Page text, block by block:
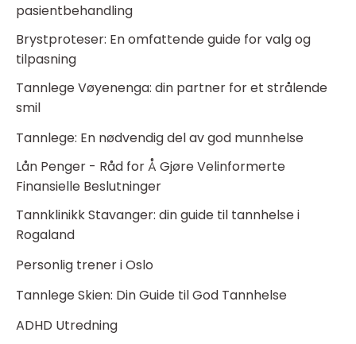
pasientbehandling
Brystproteser: En omfattende guide for valg og
tilpasning
Tannlege Vøyenenga: din partner for et strålende
smil
Tannlege: En nødvendig del av god munnhelse
Lån Penger - Råd for Å Gjøre Velinformerte
Finansielle Beslutninger
Tannklinikk Stavanger: din guide til tannhelse i
Rogaland
Personlig trener i Oslo
Tannlege Skien: Din Guide til God Tannhelse
ADHD Utredning